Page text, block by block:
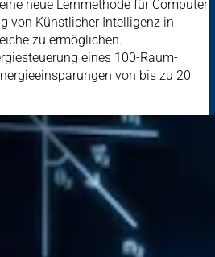
neue Lernmethode für Computer
von Künstlicher Intelligenz in
zu ermöglichen.
eines 100-Raum-
von bis zu 20